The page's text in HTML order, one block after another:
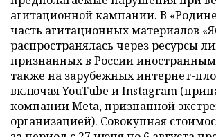
агитационной кампании. В
часть агитационных материалов
распространялась через ресурсы
признанных в России
также на зарубежных интернет-
включая YouTube и Instagram
компании Meta, признанной
организацией). Совокупная